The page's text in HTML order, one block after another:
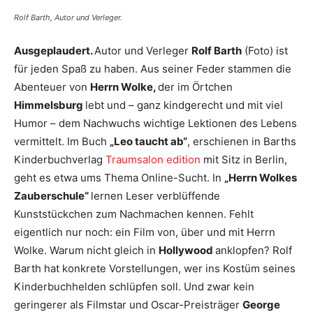
Rolf Barth, Autor und Verleger.
Ausgeplaudert.Autor und Verleger Rolf Barth (Foto) ist
für jeden Spaß zu haben. Aus seiner Feder stammen die
Abenteuer von Herrn Wolke,der im Örtchen
Himmelsburg lebt und – ganz kindgerecht und mit viel
Humor – dem Nachwuchs wichtige Lektionen des Lebens
vermittelt. Im Buch „Leo taucht ab“, erschienen in Barths
Kinderbuchverlag Traumsalon edition mit Sitz in Berlin,
geht es etwa ums Thema Online-Sucht. In „Herrn Wolkes
Zauberschule“ lernen Leser verblüffende
Kunststückchen zum Nachmachen kennen. Fehlt
eigentlich nur noch: ein Film von, über und mit Herrn
Wolke. Warum nicht gleich in Hollywood anklopfen? Rolf
Barth hat konkrete Vorstellungen, wer ins Kostüm seines
Kinderbuchhelden schlüpfen soll. Und zwar kein
geringerer als Filmstar und Oscar-Preisträger George